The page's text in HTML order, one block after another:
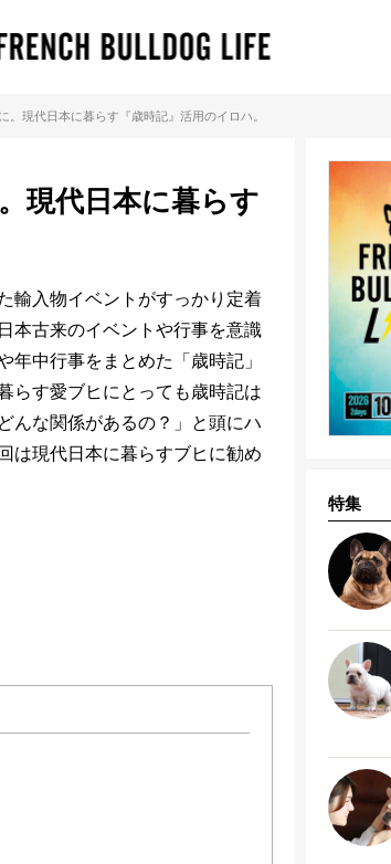
。現代日本に暮らす『歳時記』活用のイロハ。
現代日本に暮らす
輸入物イベントがすっかり定着
本古来のイベントや行事を意識
中行事をまとめた「歳時記」
らす愛ブヒにとっても歳時記は
んな関係があるの？」と頭にハ
は現代日本に暮らすブヒに勧め
特集